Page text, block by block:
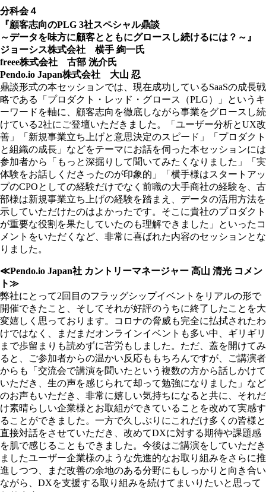
分科会４
『顧客志向のPLG 3社スペシャル鼎談
～データを味方に顧客とともにグロースし続けるには？～』
ジョーシス株式会社 横手 絢一氏
freee株式会社 古部 洸介氏
Pendo.io Japan株式会社 大山 忍
鼎談形式の本セッションでは、現在成功しているSaaSの成長戦
略である「プロダクト・レッド・グロース（PLG）」というキ
ーワードを軸に、顧客志向を徹底しながら事業をグロースし続
けている2社にご登壇いただきました。「ユーザー分析とUX改
善」「新規事業立ち上げと意思決定のスピード」「プロダクト
と組織の成長」などをテーマにお話を伺った本セッションには
参加者から「もっと深掘りして聞いてみたくなりました」「実
体験をお話しくださったのが印象的」「横手様はスタートアッ
プのCPOとしての経験だけでなく前職の大手商社の経験を、古
部様は新規事業立ち上げの経験を踏まえ、データの活用方法を
示していただけたのはよかったです。そこに貴社のプロダクト
が重要な役割を果たしていたのも理解できました」といったコ
メントをいただくなど、非常に喜ばれた内容のセッションとな
りました。
≪Pendo.io Japan社 カントリーマネージャー 高山 清光 コメン
ト≫
弊社にとって2回目のフラッグシップイベントをリアルの形で
開催できたこと、そしてそれが好評のうちに終了したことを大
変嬉しく思っております。コロナの脅威も完全に払拭されたわ
けではなく、まだまだオンラインイベントも多い中、ギリギリ
まで歩留まりも読めずに苦労もしました。ただ、蓋を開けてみ
ると、ご参加者からの温かい反応ももちろんですが、ご講演者
からも「交流会で講演を聞いたという複数の方から話しかけて
いただき、生の声を感じられて却って勉強になりました」など
のお声もいただき、非常に嬉しい気持ちになると共に、それだ
け素晴らしい企業様とお取組ができていることを改めて実感す
ることができました。一方で久しぶりにこれだけ多くの皆様と
直接対話をさせていただき、改めてDXに対する期待や課題感
を肌で感じることもできました。今後はご講演をしていただき
ましたユーザー企業様のような先進的なお取り組みをさらに推
進しつつ、まだ改善の余地のある分野にもしっかりと向き合い
ながら、DXを支援する取り組みを続けてまいりたいと思って